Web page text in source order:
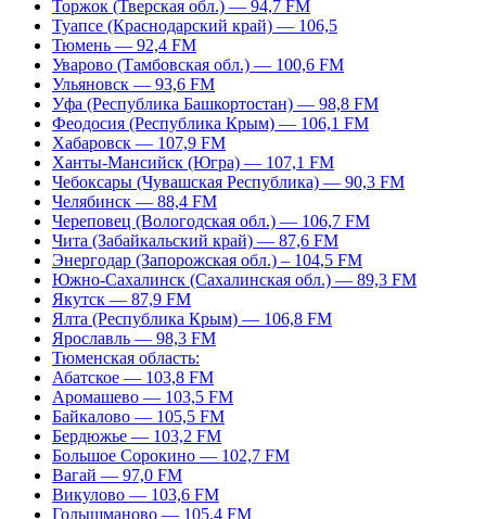
Торжок (Тверская обл.) — 94,7 FM
Туапсе (Краснодарский край) — 106,5
Тюмень — 92,4 FM
Уварово (Тамбовская обл.) — 100,6 FM
Ульяновск — 93,6 FM
Уфа (Республика Башкортостан) — 98,8 FM
Феодосия (Республика Крым) — 106,1 FM
Хабаровск — 107,9 FM
Ханты-Мансийск (Югра) — 107,1 FM
Чебоксары (Чувашская Республика) — 90,3 FM
Челябинск — 88,4 FM
Череповец (Вологодская обл.) — 106,7 FM
Чита (Забайкальский край) — 87,6 FM
Энергодар (Запорожская обл.) – 104,5 FM
Южно-Сахалинск (Сахалинская обл.) — 89,3 FM
Якутск — 87,9 FM
Ялта (Республика Крым) — 106,8 FM
Ярославль — 98,3 FM
Тюменская область:
Абатское — 103,8 FM
Аромашево — 103,5 FM
Байкалово — 105,5 FM
Бердюжье — 103,2 FM
Большое Сорокино — 102,7 FM
Вагай — 97,0 FM
Викулово — 103,6 FM
Голышманово — 105,4 FM